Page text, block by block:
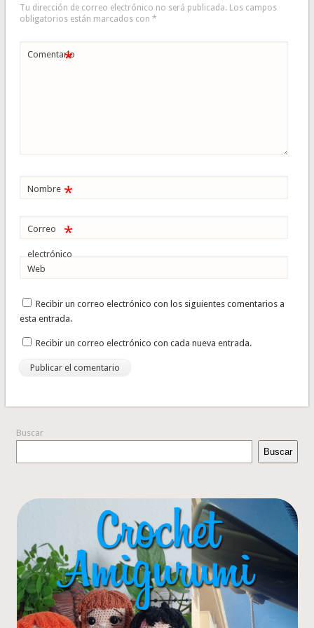
Tu dirección de correo electrónico no será publicada. Los campos
obligatorios están marcados con *
Comentario
*
Nombre *
Correo
electrónico
*
Web
Recibir un correo electrónico con los siguientes comentarios a
esta entrada.
Recibir un correo electrónico con cada nueva entrada.
Buscar
Buscar